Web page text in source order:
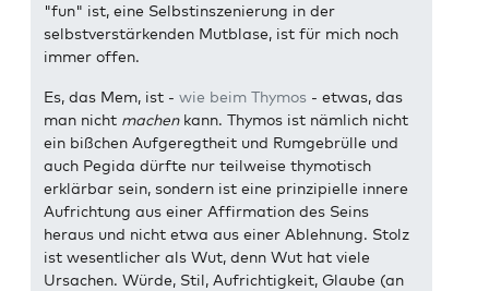
"fun" ist, eine Selbstinszenierung in der
selbstverstärkenden Mutblase, ist für mich noch
immer offen.
Es, das Mem, ist - wie beim Thymos - etwas, das
man nicht machenkann. Thymos ist nämlich nicht
ein bißchen Aufgeregtheit und Rumgebrülle und
auch Pegida dürfte nur teilweise thymotisch
erklärbar sein, sondern ist eine prinzipielle innere
Aufrichtung aus einer Affirmation des Seins
heraus und nicht etwa aus einer Ablehnung. Stolz
ist wesentlicher als Wut, denn Wut hat viele
Ursachen. Würde, Stil, Aufrichtigkeit, Glaube (an